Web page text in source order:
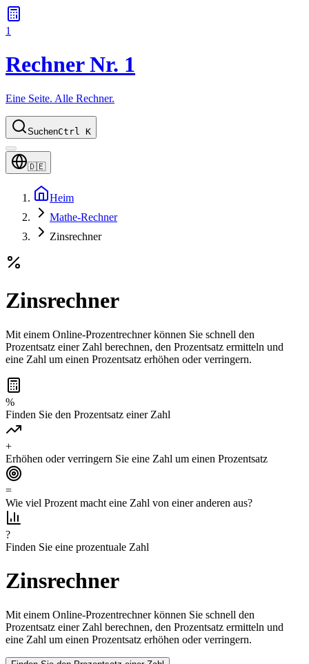
1
Rechner Nr. 1
Eine Seite. Alle Rechner.
SuchenCtrl K
🇩🇪
Heim
Mathe-Rechner
Zinsrechner
Zinsrechner
Mit einem Online-Prozentrechner können Sie schnell den
Prozentsatz einer Zahl berechnen, den Prozentsatz ermitteln und
eine Zahl um einen Prozentsatz erhöhen oder verringern.
%
Finden Sie den Prozentsatz einer Zahl
+
Erhöhen oder verringern Sie eine Zahl um einen Prozentsatz
=
Wie viel Prozent macht eine Zahl von einer anderen aus?
?
Finden Sie eine prozentuale Zahl
Zinsrechner
Mit einem Online-Prozentrechner können Sie schnell den
Prozentsatz einer Zahl berechnen, den Prozentsatz ermitteln und
eine Zahl um einen Prozentsatz erhöhen oder verringern.